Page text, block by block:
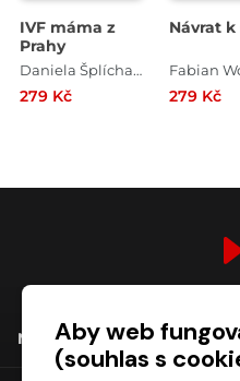
IVF máma z
Prahy
Daniela Šplíchalová
279 Kč
Návrat k
279 Kč
NÁKUPAby web
(souhlas s